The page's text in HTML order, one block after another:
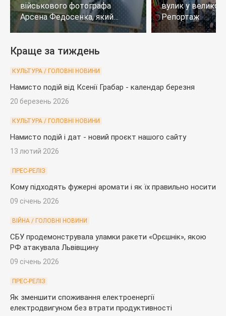
військового фотографа
Арсена Федосенка, який
загинув на війні
вулик у
Репортаж
Краще за тиждень
КУЛЬТУРА / ГОЛОВНІ НОВИНИ
Намисто подій від Ксенії Грабар - календар березня
20 березень 2026
КУЛЬТУРА / ГОЛОВНІ НОВИНИ
Намисто подій і дат - новий проєкт нашого сайту
13 лютий 2026
ПРЕС-РЕЛІЗ
Кому підходять фужерні аромати і як їх правильно носити
09 січень 2026
ВІЙНА / ГОЛОВНІ НОВИНИ
СБУ продемонструвала уламки ракети «Орєшнік», якою
РФ атакувала Львівщину
09 січень 2026
ПРЕС-РЕЛІЗ
Як зменшити споживання електроенергії
електродвигуном без втрати продуктивності